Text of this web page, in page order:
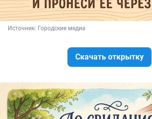
Источник: Городские медиа
Скачать открытку